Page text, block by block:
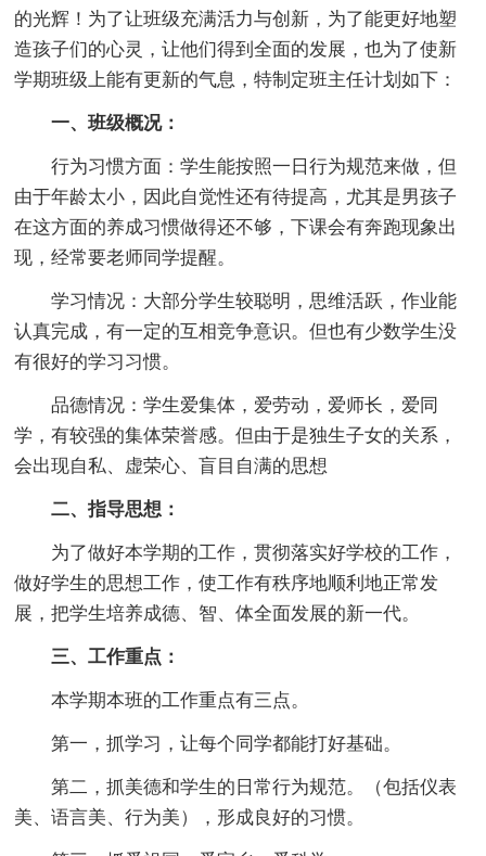
的光辉！为了让班级充满活力与创新，为了能更好地塑
造孩子们的心灵，让他们得到全面的发展，也为了使新
学期班级上能有更新的气息，特制定班主任计划如下：
一、班级概况：
行为习惯方面：学生能按照一日行为规范来做，但
由于年龄太小，因此自觉性还有待提高，尤其是男孩子
在这方面的养成习惯做得还不够，下课会有奔跑现象出
现，经常要老师同学提醒。
学习情况：大部分学生较聪明，思维活跃，作业能
认真完成，有一定的互相竞争意识。但也有少数学生没
有很好的学习习惯。
品德情况：学生爱集体，爱劳动，爱师长，爱同
学，有较强的集体荣誉感。但由于是独生子女的关系，
会出现自私、虚荣心、盲目自满的思想
二、指导思想：
为了做好本学期的工作，贯彻落实好学校的工作，
做好学生的思想工作，使工作有秩序地顺利地正常发
展，把学生培养成德、智、体全面发展的新一代。
三、工作重点：
本学期本班的工作重点有三点。
第一，抓学习，让每个同学都能打好基础。
第二，抓美德和学生的日常行为规范。（包括仪表
美、语言美、行为美），形成良好的习惯。